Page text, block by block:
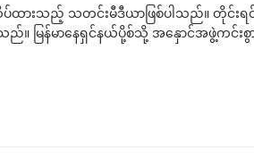
ထားသည့် သတင်းမီဒီယာဖြစ်ပါသည်။ တိုင်းရင်
ည်။ မြန်မာနေရှင်နယ်ပို့စ်သို့ အနှောင်အဖွဲ့ကင်း